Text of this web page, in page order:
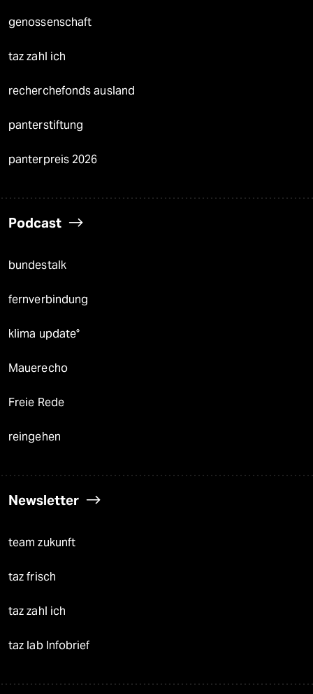
genossenschaft
taz zahl ich
recherchefonds ausland
panterstiftung
panterpreis 2026
Podcast
bundestalk
fernverbindung
klima update°
Mauerecho
Freie Rede
reingehen
Newsletter
team zukunft
taz frisch
taz zahl ich
taz lab Infobrief